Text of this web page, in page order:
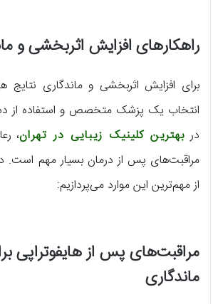
راهکارهای افزایش اثربخشی و
برای افزایش اثربخشی و ماندگاری نتایج
انتخاب یک پزشک متخصص و استفاده از
در بهترین کلینیک زیبایی در تهران،
مراقبت‌های پس از درمان بسیار مهم است.
از مهم‌ترین این موارد می‌پردازیم:
مراقبت‌های پس از هایفوتراپی
ماندگاری